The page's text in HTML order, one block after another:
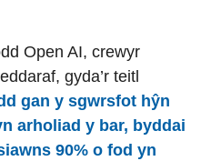
Open AI, crewyr
gyda’r teitl
gan y sgwrsfot hŷn
arholiad y bar, byddai
90% o fod yn